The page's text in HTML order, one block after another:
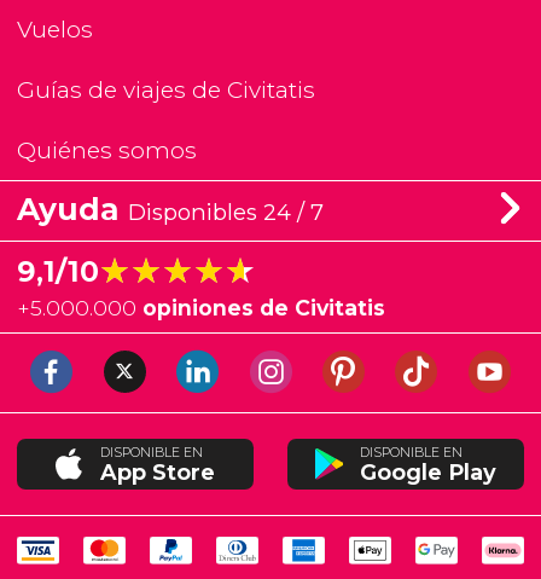
Vuelos
Guías de viajes de Civitatis
Quiénes somos
Ayuda Disponibles 24 / 7
9,1/10★★★★★
★★★★★
+5.000.000 opiniones de Civitatis
DISPONIBLE EN
App Store
DISPONIBLE EN
Google Play